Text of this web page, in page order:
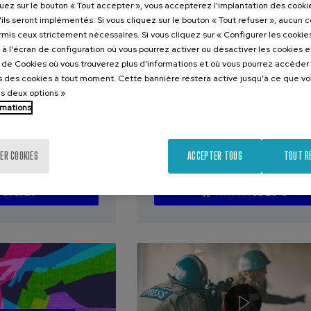
libertades:
Fuero
...
Gratuit
Dernières
places
Gratuit
Date
passée
Liste
d'attente
Période
d'inscription
COURS D'ÉTÉ
03. SEP-04. SEP, 2026
Estrategias Invisibles:
Cómo la Influencia y el
Relaciones
20 h. Espagnol
...
À PARTIR DE 25 €
Dernières
places
Gratuit
Date
passée
Liste
d'attente
Période
d'inscription
sur le bouton « Tout accepter », vous accepterez l'implantation des
seront implémentés. Si vous cliquez sur le bouton « Tout refuser », aucun
ceux strictement nécessaires. Si vous cliquez sur « Configurer les
l'écran de configuration où vous pourrez activer ou désactiver les cookies
Cookies où vous trouverez plus d'informations et où vous pourrez accéder
des cookies à tout moment. Cette bannière restera active jusqu'à ce que
deux options »
COOKIES TOUT
ACCEPTER TOUS